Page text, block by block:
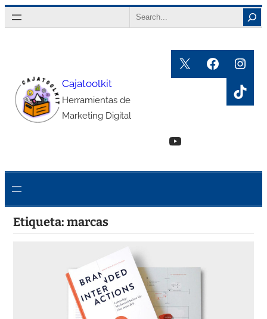
Saltar
al
Search
Cajatoolkit
Herramientas de
Marketing Digital
X
YouTube
Etiqueta: marcas